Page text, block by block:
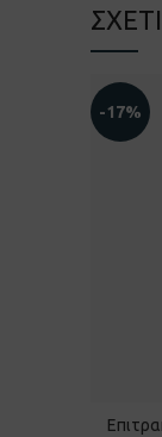
-17%